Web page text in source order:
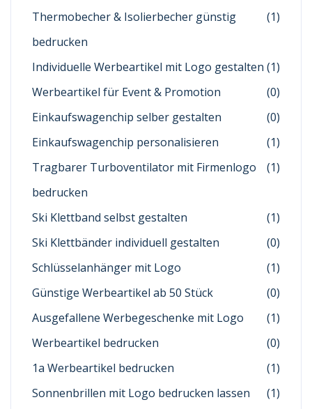
Thermobecher & Isolierbecher günstig
bedrucken
(1)
Individuelle Werbeartikel mit Logo gestalten (1)
Werbeartikel für Event & Promotion
(0)
Einkaufswagenchip selber gestalten
(0)
Einkaufswagenchip personalisieren
(1)
Tragbarer Turboventilator mit Firmenlogo
bedrucken
(1)
Ski Klettband selbst gestalten
(1)
Ski Klettbänder individuell gestalten
(0)
Schlüsselanhänger mit Logo
(1)
Günstige Werbeartikel ab 50 Stück
(0)
Ausgefallene Werbegeschenke mit Logo
(1)
Werbeartikel bedrucken
(0)
1a Werbeartikel bedrucken
(1)
Sonnenbrillen mit Logo bedrucken lassen
(1)